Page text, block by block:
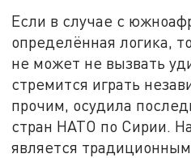
Если в случае с
определённая логика,
не может не вызвать
стремится играть
прочим, осудила
стран НАТО по Сирии.
является